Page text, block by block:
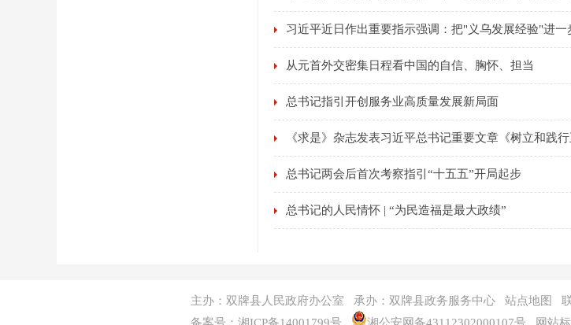
习近平近日作出重要指示强调：把"义乌发展经验"进
从元首外交密集日程看中国的自信、胸怀、担当
总书记指引开创服务业高质量发展新局面
《求是》杂志发表习近平总书记重要文章《树立和践行
总书记两会后首次考察指引“十五五”开局起步
总书记的人民情怀 | “为民造福是最大政绩”